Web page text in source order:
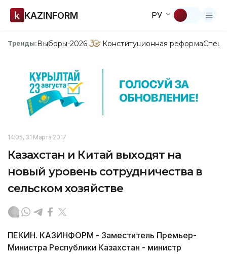
KAZINFORM РУ
Тренды:Выборы-2026 Конституционная реформа
14:05, 31 Марта 2017
Казахстан и Китай выходят на
новый уровень сотрудничества в
сельском хозяйстве
ПЕКИН. КАЗИНФОРМ - Заместитель Премьер-
Министра Республики Казахстан - министр